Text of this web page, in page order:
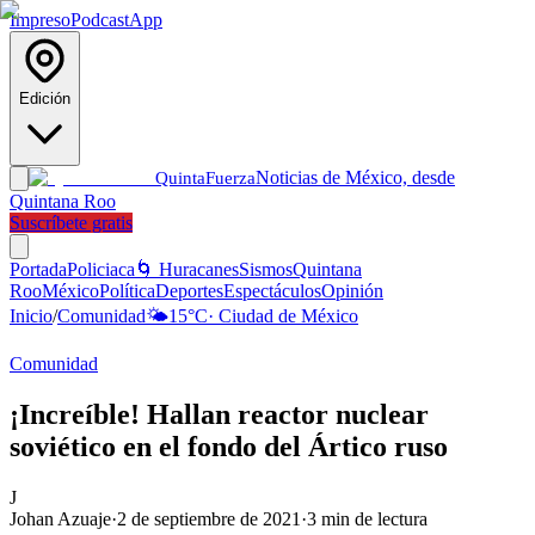
ImpresoPodcastApp
Edición
QuintaFuerzaNoticias de México, desde
Quintana Roo
Suscríbete gratis
PortadaPoliciaca 🌀 HuracanesSismosQuintana
RooMéxicoPolíticaDeportesEspectáculosOpinión
Inicio/Comunidad🌤️15°C· Ciudad de México
Comunidad
¡Increíble! Hallan reactor nuclear
soviético en el fondo del Ártico ruso
J
Johan Azuaje·2 de septiembre de 2021 ·3 min de lectura